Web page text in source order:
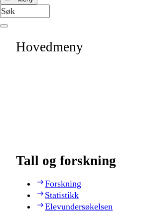
Hovedmeny
Tall og forskning
Forskning
Statistikk
Elevundersøkelsen